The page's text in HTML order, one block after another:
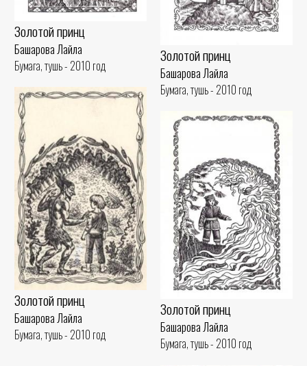
Золотой принц
Башарова Лайла
Бумага, тушь - 2010 год
Золотой принц
Башарова Лайла
Бумага, тушь - 2010 год
Золотой принц
Башарова Лайла
Бумага, тушь - 2010 год
Золотой принц
Башарова Лайла
Бумага, тушь - 2010 год